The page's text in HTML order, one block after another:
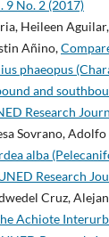
9 No. 2 (2017)
Heileen
Añino,
phaeopus
and
Research
Sovrano,
alba
Research
Cruz,
Achiote